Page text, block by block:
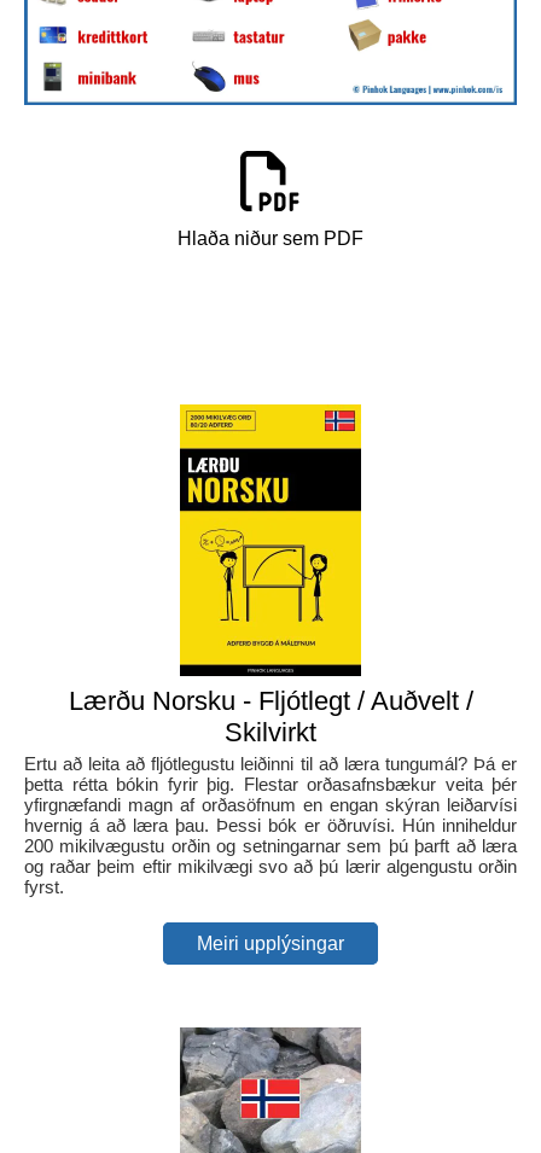
Hlaða niður sem PDF
Lærðu Norsku - Fljótlegt / Auðvelt /
Skilvirkt
Ertu að leita að fljótlegustu leiðinni til að læra tungumál? Þá er
þetta rétta bókin fyrir þig. Flestar orðasafnsbækur veita þér
yfirgnæfandi magn af orðasöfnum en engan skýran leiðarvísi
hvernig á að læra þau. Þessi bók er öðruvísi. Hún inniheldur
200 mikilvægustu orðin og setningarnar sem þú þarft að læra
og raðar þeim eftir mikilvægi svo að þú lærir algengustu orðin
fyrst.
Meiri upplýsingar